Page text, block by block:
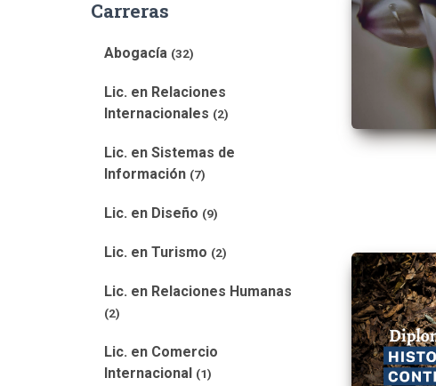
Carreras
Abogacía (32)
Lic. en Relaciones
Internacionales (2)
Lic. en Sistemas de
Información (7)
Lic. en Diseño (9)
Lic. en Turismo (2)
Lic. en Relaciones Humanas
(2)
Lic. en Comercio
Internacional (1)